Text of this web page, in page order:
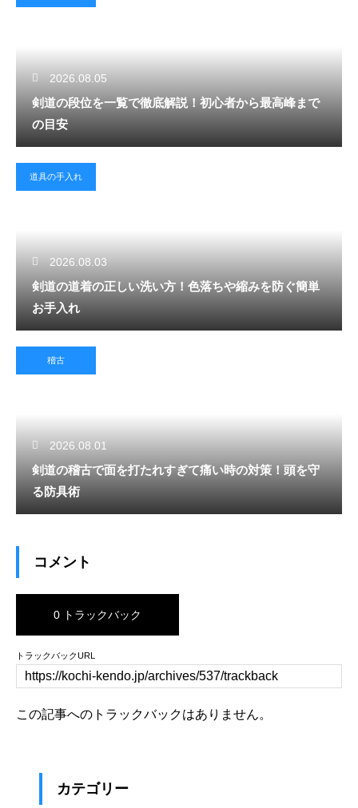
2026.08.05
剣道の段位を一覧で徹底解説！初心者から最高峰まで
の目安
道具の手入れ
2026.08.03
剣道の道着の正しい洗い方！色落ちや縮みを防ぐ簡単
お手入れ
稽古
2026.08.01
剣道の稽古で面を打たれすぎて痛い時の対策！頭を守
る防具術
コメント
0 トラックバック
トラックバックURL
この記事へのトラックバックはありません。
カテゴリー